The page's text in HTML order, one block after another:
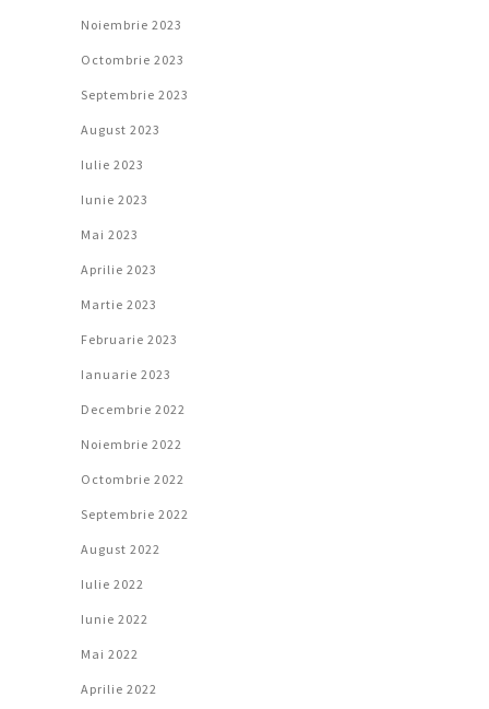
Noiembrie 2023
Octombrie 2023
Septembrie 2023
August 2023
Iulie 2023
Iunie 2023
Mai 2023
Aprilie 2023
Martie 2023
Februarie 2023
Ianuarie 2023
Decembrie 2022
Noiembrie 2022
Octombrie 2022
Septembrie 2022
August 2022
Iulie 2022
Iunie 2022
Mai 2022
Aprilie 2022